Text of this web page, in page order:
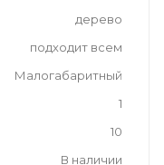
дерево
подходит всем
Малогабаритный
1
10
В наличии